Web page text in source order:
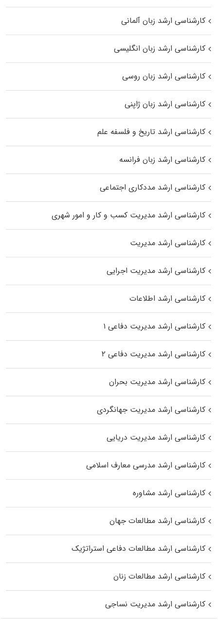
کارشناسی ارشد زبان آلمانی
کارشناسی ارشد زبان انگلیسی
کارشناسی ارشد زبان روسی
کارشناسی ارشد زبان ژاپنی
کارشناسی ارشد تاریخ و فلسفه علم
کارشناسی ارشد زبان فرانسه
کارشناسی ارشد مددکاری اجتماعی
کارشناسی ارشد مدیریت کسب و کار و امور شهری
کارشناسی ارشد مدیریت
کارشناسی ارشد مدیریت اجرایی
کارشناسی ارشد اطلاعات
کارشناسی ارشد مدیریت دفاعی ۱
کارشناسی ارشد مدیریت دفاعی ۲
کارشناسی ارشد مدیریت بحران
کارشناسی ارشد مدیریت جهانگردی
کارشناسی ارشد مدیریت دریایی
کارشناسی ارشد مدرسی معارف اسلامی
کارشناسی ارشد مشاوره
کارشناسی ارشد مطالعات جهان
کارشناسی ارشد مطالعات دفاعی استراتژیک
کارشناسی ارشد مطالعات زنان
کارشناسی ارشد مدیریت نساجی